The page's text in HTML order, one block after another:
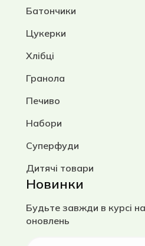
Батончики
Цукерки
Хлібці
Гранола
Печиво
Набори
Суперфуди
Дитячі товари
Новинки
Будьте завжди в курсі
оновлень